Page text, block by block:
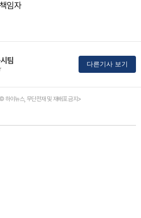
임자
팀 다른기사 보기
하이뉴스, 무단전재 및 재배포 금지>